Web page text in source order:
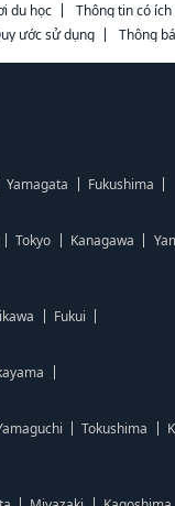
du học Thông tin có
ước sử dụng
Thông
Yamagata
Fukushima
Tokyo Kanagawa
Fukui
Tokushima